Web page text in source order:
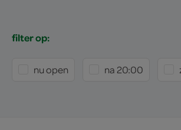
filter op:
nu open na 20:00